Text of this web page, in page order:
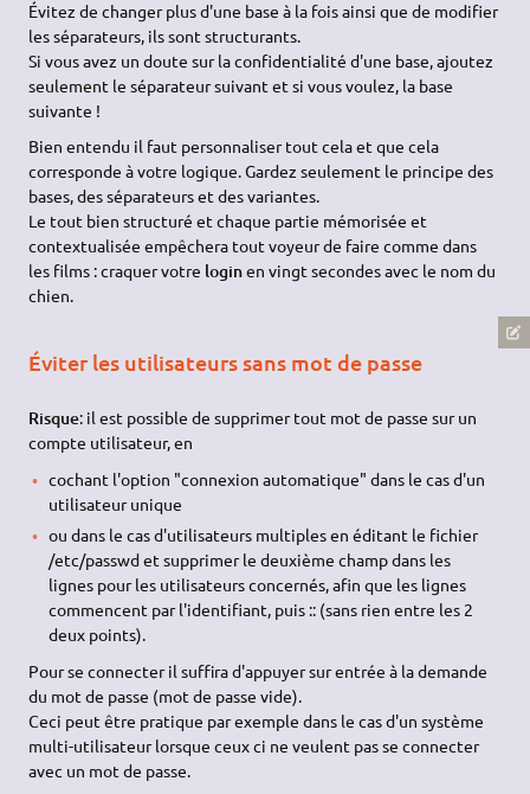
Évitez de changer plus d'une base à la fois ainsi que de modifier
les séparateurs, ils sont structurants.
Si vous avez un doute sur la confidentialité d'une base, ajoutez
seulement le séparateur suivant et si vous voulez, la base
suivante !
Bien entendu il faut personnaliser tout cela et que cela
corresponde à votre logique. Gardez seulement le principe des
bases, des séparateurs et des variantes.
Le tout bien structuré et chaque partie mémorisée et
contextualisée empêchera tout voyeur de faire comme dans
les films : craquer votre loginen vingt secondes avec le nom du
chien.
Éviter les utilisateurs sans mot de passe
Risque: il est possible de supprimer tout mot de passe sur un
compte utilisateur, en
cochant l'option "connexion automatique" dans le cas d'un
utilisateur unique
ou dans le cas d'utilisateurs multiples en éditant le fichier
/etc/passwd et supprimer le deuxième champ dans les
lignes pour les utilisateurs concernés, afin que les lignes
commencent par l'identifiant, puis :: (sans rien entre les 2
deux points).
Pour se connecter il suffira d'appuyer sur entrée à la demande
du mot de passe (mot de passe vide).
Ceci peut être pratique par exemple dans le cas d'un système
multi-utilisateur lorsque ceux ci ne veulent pas se connecter
avec un mot de passe.